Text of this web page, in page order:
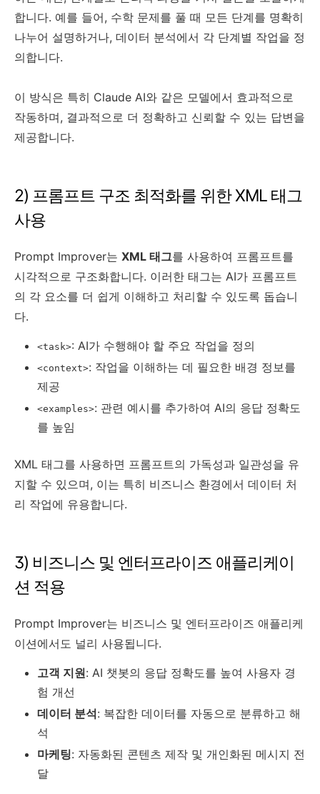
합니다. 예를 들어, 수학 문제를 풀 때 모든 단계를 명확히
나누어 설명하거나, 데이터 분석에서 각 단계별 작업을 정
의합니다.
이 방식은 특히 Claude AI와 같은 모델에서 효과적으로
작동하며, 결과적으로 더 정확하고 신뢰할 수 있는 답변을
제공합니다.
2) 프롬프트 구조 최적화를 위한 XML 태그
사용
Prompt Improver는 XML 태그를 사용하여 프롬프트를
시각적으로 구조화합니다. 이러한 태그는 AI가 프롬프트
의 각 요소를 더 쉽게 이해하고 처리할 수 있도록 돕습니
다.
<task>: AI가 수행해야 할 주요 작업을 정의
<context>: 작업을 이해하는 데 필요한 배경 정보를
제공
<examples>: 관련 예시를 추가하여 AI의 응답 정확도
를 높임
XML 태그를 사용하면 프롬프트의 가독성과 일관성을 유
지할 수 있으며, 이는 특히 비즈니스 환경에서 데이터 처
리 작업에 유용합니다.
3) 비즈니스 및 엔터프라이즈 애플리케이
션 적용
Prompt Improver는 비즈니스 및 엔터프라이즈 애플리케
이션에서도 널리 사용됩니다.
고객 지원: AI 챗봇의 응답 정확도를 높여 사용자 경
험 개선
데이터 분석: 복잡한 데이터를 자동으로 분류하고 해
석
마케팅: 자동화된 콘텐츠 제작 및 개인화된 메시지 전
달